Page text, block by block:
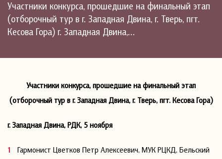
Участники конкурса, прошедшие на финальный этап
(отборочный тур в г. Западная Двина, г. Тверь, пгт.
Кесова Гора) г. Западная Двина,…
Участники конкурса, прошедшие на финальный этап
(отборочный тур в г. Западная Двина, г. Тверь, пгт. Кесова Гора)
г. Западная Двина, РДК, 5 ноября
Гармонист Цветков Петр Алексеевич, МУК РЦКД, Бельский